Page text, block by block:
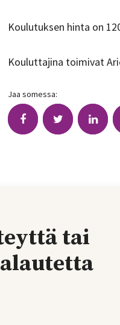
Koulutuksen hinta on
Kouluttajina toimivat
Jaa somessa:
tai